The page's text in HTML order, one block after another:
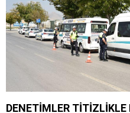
DENETİMLER TİTİZLİKLE